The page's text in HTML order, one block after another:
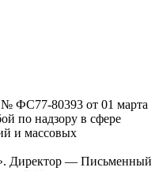
ФС77-80393 от 01 марта
по надзору в сфере
и массовых
Директор — Письменный